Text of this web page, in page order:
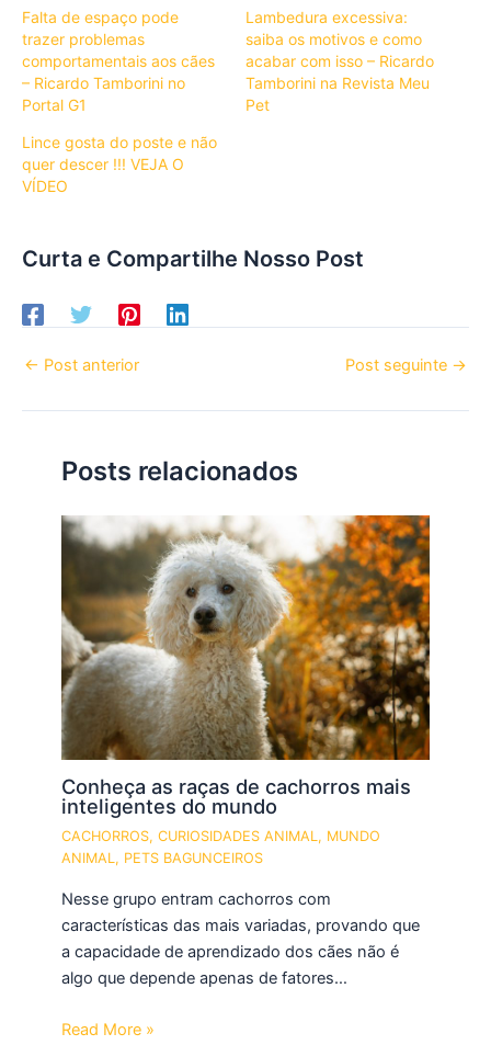
Falta de espaço pode
trazer problemas
comportamentais aos cães
– Ricardo Tamborini no
Portal G1
Lambedura excessiva:
saiba os motivos e como
acabar com isso – Ricardo
Tamborini na Revista Meu
Pet
Lince gosta do poste e não
quer descer !!! VEJA O
VÍDEO
Curta e Compartilhe Nosso Post
← Post anterior Post seguinte →
Posts relacionados
Conheça as raças de cachorros mais
inteligentes do mundo
CACHORROS,CURIOSIDADES ANIMAL, MUNDO
ANIMAL, PETS BAGUNCEIROS
Nesse grupo entram cachorros com
características das mais variadas, provando que
a capacidade de aprendizado dos cães não é
algo que depende apenas de fatores…
Read More »